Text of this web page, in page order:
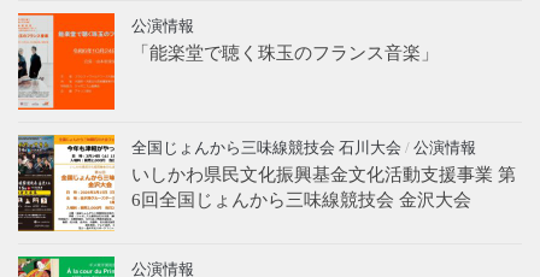
公演情報
「能楽堂で聴く珠玉のフランス音楽」
全国じょんから三味線競技会 石川大会 / 公演情報
いしかわ県民文化振興基金文化活動支援事業 第
6回全国じょんから三味線競技会 金沢大会
公演情報